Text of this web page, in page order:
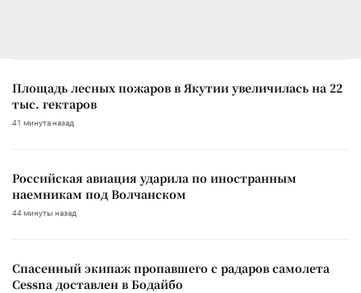
Площадь лесных пожаров в Якутии увеличилась на 22
тыс. гектаров
41 минута назад
Российская авиация ударила по иностранным
наемникам под Волчанском
44 минуты назад
Спасенный экипаж пропавшего с радаров самолета
Cessna доставлен в Бодайбо